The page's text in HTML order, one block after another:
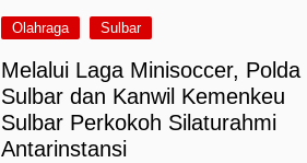
Olahraga Sulbar
Melalui Laga Minisoccer, Polda
Sulbar dan Kanwil Kemenkeu
Sulbar Perkokoh Silaturahmi
Antarinstansi